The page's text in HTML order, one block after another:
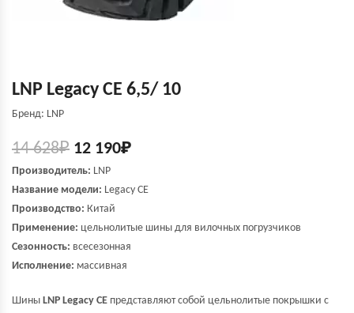
LNP Legacy СЕ 6,5/ 10
Бренд: LNP
14 628₽ 12 190₽
Производитель: LNP
Название модели: Legacy СЕ
Производство: Китай
Применение: цельнолитые шины для вилочных погрузчиков
Сезонность: всесезонная
Исполнение: массивная
Шины LNP Legacy CE представляют собой цельнолитые покрышки с